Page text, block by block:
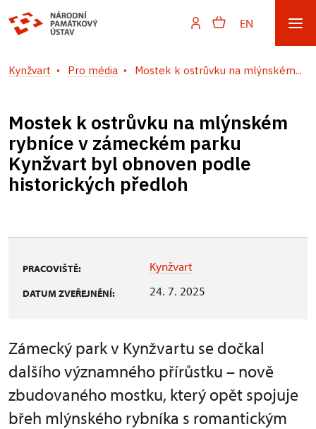
EN
Kynžvart Pro média Mostek k ostrůvku na mlýnském...
Mostek k ostrůvku na mlýnském
rybníce v zámeckém parku
Kynžvart byl obnoven podle
historických předloh
PRACOVIŠTĚ: Kynžvart
DATUM ZVEŘEJNĚNÍ: 24. 7. 2025
Zámecký park v Kynžvartu se dočkal
dalšího významného přírůstku – nově
zbudovaného mostku, který opět spojuje
břeh mlýnského rybníka s romantickým